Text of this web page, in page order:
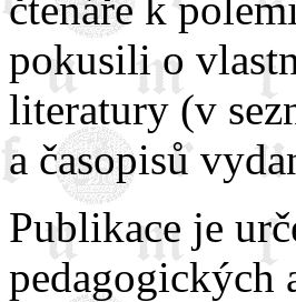
pokusili o
literatury (v
a časopisů
Publikace je
pedagogických